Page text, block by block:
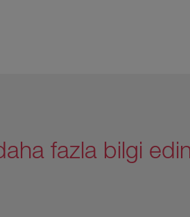
fazla bilgi